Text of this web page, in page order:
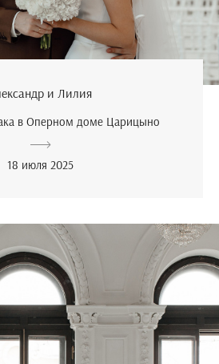
и Лилия
в Оперном доме Царицыно
18 июля 2025